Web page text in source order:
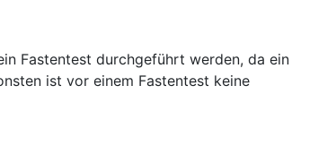
Fastentest durchgeführt werden, da ein
ist vor einem Fastentest keine